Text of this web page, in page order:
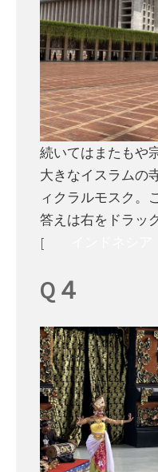
続いてはまたもや
大きなイスラムの
ィクラルモスク。
答えは右をドラッ
[
Q４